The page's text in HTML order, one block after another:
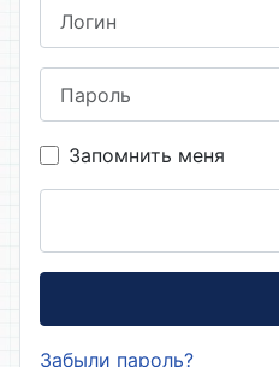
Запомнить меня
Забыли пароль?